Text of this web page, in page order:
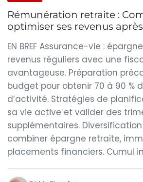
Rémunération retraite :
optimiser ses revenus
EN BREF Assurance-vie :
revenus réguliers avec une
avantageuse. Préparation
budget pour obtenir 70 à 90 %
d’activité. Stratégies de
sa vie active et valider des
supplémentaires.
combiner épargne retraite,
placements financiers. Cumul